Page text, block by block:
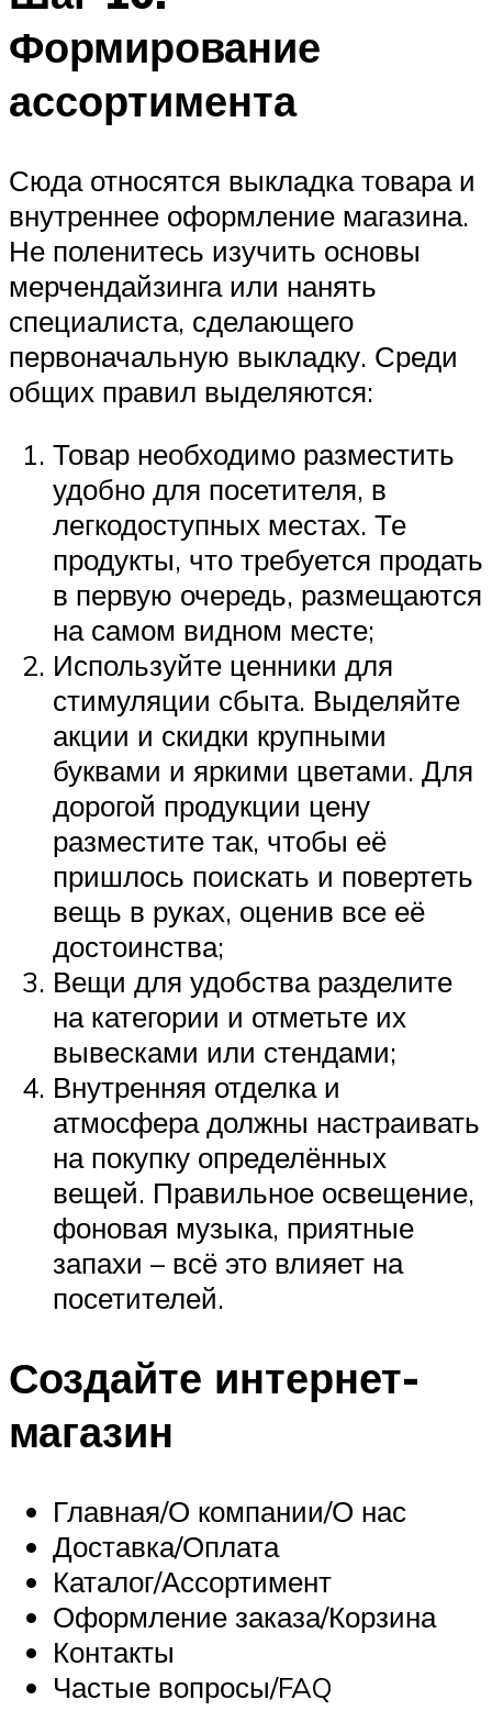
Формирование
ассортимента
Сюда относятся выкладка товара и
внутреннее оформление магазина.
Не поленитесь изучить основы
мерчендайзинга или нанять
специалиста, сделающего
первоначальную выкладку. Среди
общих правил выделяются:
Товар необходимо разместить
удобно для посетителя, в
легкодоступных местах. Те
продукты, что требуется продать
в первую очередь, размещаются
на самом видном месте;
Используйте ценники для
стимуляции сбыта. Выделяйте
акции и скидки крупными
буквами и яркими цветами. Для
дорогой продукции цену
разместите так, чтобы её
пришлось поискать и повертеть
вещь в руках, оценив все её
достоинства;
Вещи для удобства разделите
на категории и отметьте их
вывесками или стендами;
Внутренняя отделка и
атмосфера должны настраивать
на покупку определённых
вещей. Правильное освещение,
фоновая музыка, приятные
запахи – всё это влияет на
посетителей.
Создайте интернет-
магазин
Главная/О компании/О нас
Доставка/Оплата
Каталог/Ассортимент
Оформление заказа/Корзина
Контакты
Частые вопросы/FAQ